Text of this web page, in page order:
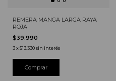
REMERA MANGA LARGA RAYA
ROJA
$39.990
3x$13.330sin interés